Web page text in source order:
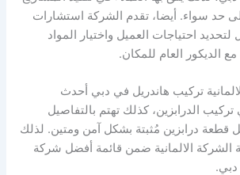
حد سواء. أيضا، تقدم الشركة استشارات
لتحديد احتياجات العميل واختيار المواد
الديكور العام للمكان.
تركيب هاندريل في دبي أحدث
تركيب الدرابزين، كذلك تهتم بالتفاصيل
قطعة درابزين مُثبتة بشكل آمن ومتين. لذلك
الشركة الالمانية ضمن قائمة أفضل شركة
دبي.